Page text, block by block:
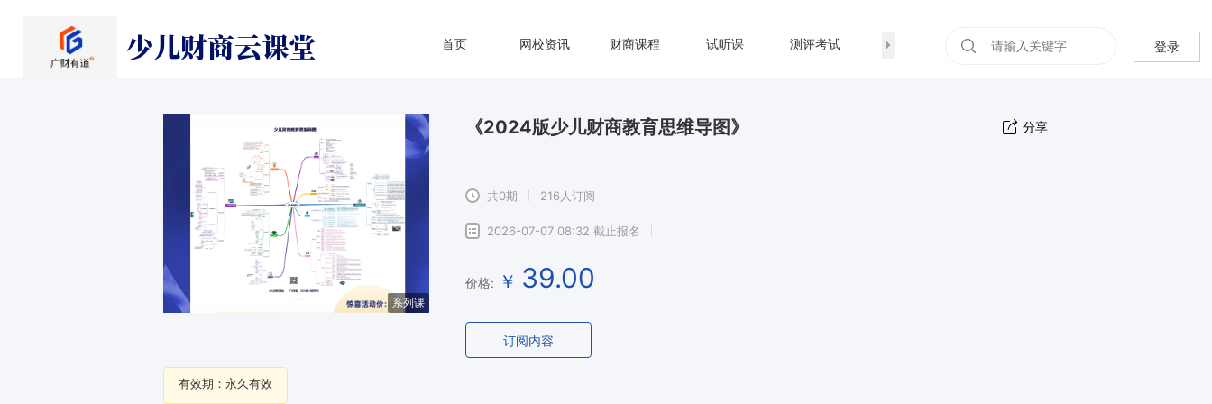
少儿财商云课堂 首页 网校资讯 财商课程 试听课 测评考试 报名表 登录
系列课
《2024版少儿财商教育思维导图》 分享
共0期 216人订阅
2026-07-07 08:32 截止报名
价格: ￥ 39.00
订阅内容
有效期：永久有效